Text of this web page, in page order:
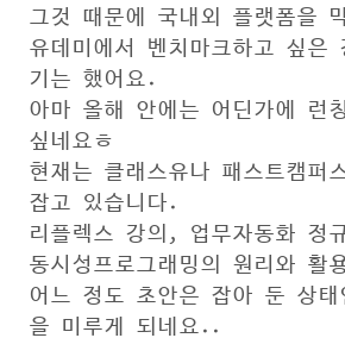
그것 때문에 국내외 플랫폼을
유데미에서 벤치마크하고 싶은
기는 했어요.
아마 올해 안에는 어딘가에 런
싶네요ㅎ
현재는 클래스유나 패스트캠퍼
잡고 있습니다.
리플렉스 강의, 업무자동화 정
동시성프로그래밍의 원리와 활
어느 정도 초안은 잡아 둔 상
을 미루게 되네요..